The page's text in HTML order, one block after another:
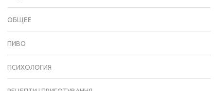
ОБЩЕЕ
ПИВО
ПСИХОЛОГИЯ